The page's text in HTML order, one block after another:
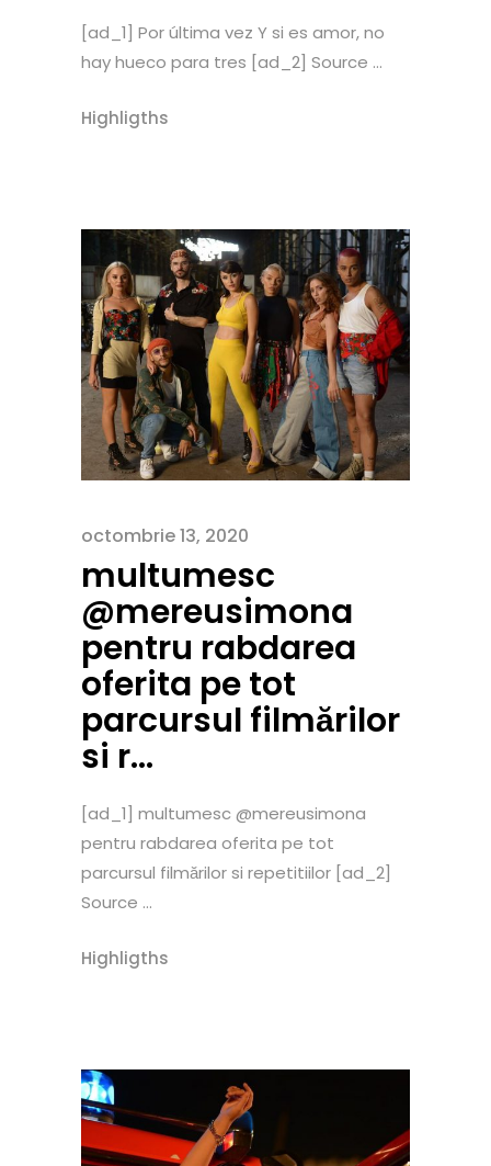
[ad_1] Por última vez Y si es amor, no
hay hueco para tres [ad_2] Source ...
Highligths
octombrie 13, 2020
multumesc
@mereusimona
pentru rabdarea
oferita pe tot
parcursul filmărilor
si r…
[ad_1] multumesc @mereusimona
pentru rabdarea oferita pe tot
parcursul filmărilor si repetitiilor [ad_2]
Source ...
Highligths